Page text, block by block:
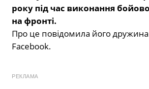
року під час виконання
на фронті.
Про це повідомила його
Facebook.
РЕКЛАМА